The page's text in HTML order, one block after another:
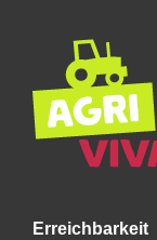
Erreichbarkeit